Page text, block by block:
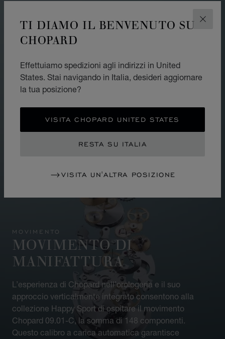
TI DIAMO IL BENVENUTO SU
CHOPARD
Effettuiamo spedizioni agli indirizzi in United
States. Stai navigando in Italia, desideri aggiornare
la tua posizione?
VISITA CHOPARD UNITED STATES
RESTA SU ITALIA
VISITA UN'ALTRA POSIZIONE
MOVIMENTO
MOVIMENTO DI
MANIFATTURA
L’esperienza di Chopard nell’orologeria e il suo
approccio verticalmente integrato consentono alla
collezione Happy Sport di ospitare il movimento
Chopard 09.01-C, la somma di 148 componenti.
Questo calibro a carica automatica garantisce